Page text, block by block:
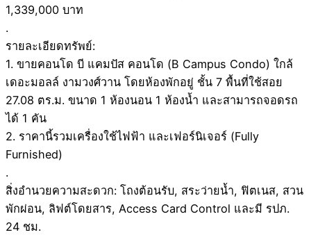
1,339,000 บาท
.
รายละเอียดทรัพย์:
1. ขายคอนโด บี แคมปัส คอนโด (B Campus Condo) ใกล้
เดอะมอลล์ งามวงศ์วาน โดยห้องพักอยู่ ชั้น 7 พื้นที่ใช้สอย
27.08 ตร.ม. ขนาด 1 ห้องนอน 1 ห้องน้ำ และสามารถจอดรถ
ได้ 1 คัน
2. ราคานี้รวมเครื่องใช้ไฟฟ้า และเฟอร์นิเจอร์ (Fully
Furnished)
.
สิ่งอำนวยความสะดวก: โถงต้อนรับ, สระว่ายน้ำ, ฟิตเนส, สวน
พักผ่อน, ลิฟต์โดยสาร, Access Card Control และมี รปภ.
24 ชม.